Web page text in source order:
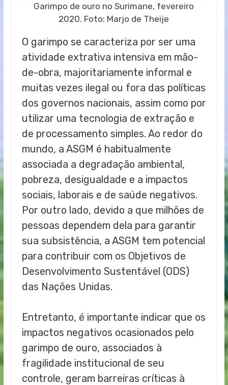
Garimpo de ouro no Surimane, fevereiro
2020. Foto: Marjo de Theije
O garimpo se caracteriza por ser uma
atividade extrativa intensiva em mão-
de-obra, majoritariamente informal e
muitas vezes ilegal ou fora das políticas
dos governos nacionais, assim como por
utilizar uma tecnologia de extração e
de processamento simples. Ao redor do
mundo, a ASGM é habitualmente
associada a degradação ambiental,
pobreza, desigualdade e a impactos
sociais, laborais e de saúde negativos.
Por outro lado, devido a que milhões de
pessoas dependem dela para garantir
sua subsistência, a ASGM tem potencial
para contribuir com os Objetivos de
Desenvolvimento Sustentável (ODS)
das Nações Unidas.
Entretanto, é importante indicar que os
impactos negativos ocasionados pelo
garimpo de ouro, associados à
fragilidade institucional de seu
controle, geram barreiras críticas à